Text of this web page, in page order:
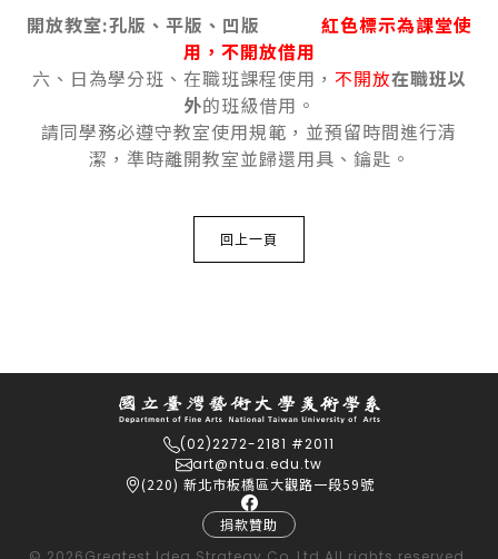
開放教室:孔版、平版、凹版
紅色標示為課堂使
用，不開放借用
六、日為學分班、在職班課程使用， 不開放在職班以
外的班級借用。
請同學務必遵守教室使用規範，並預留時間進行清
潔，準時離開教室並歸還用具、鑰匙。
回上一頁
(02)2272-2181 #2011
art@ntua.edu.tw
(220) 新北市板橋區大觀路一段59號
捐款贊助